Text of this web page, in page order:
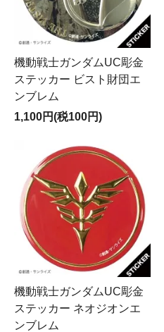
機動戦士ガンダムUC彫金
ステッカー ビスト財団エ
ンブレム
1,100円(税100円)
機動戦士ガンダムUC彫金
ステッカー ネオジオンエ
ンブレム